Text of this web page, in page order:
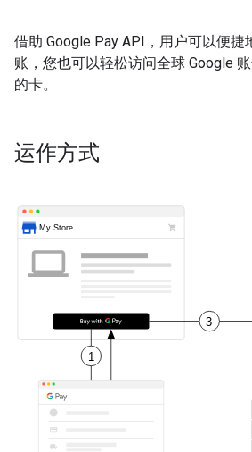
借助 Google Pay API，用户可以便捷
账，您也可以轻松访问全球 Google
的卡。
运作方式